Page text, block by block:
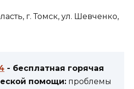
г. Томск, ул. Шевченко,
- бесплатная горячая
помощи: проблемы